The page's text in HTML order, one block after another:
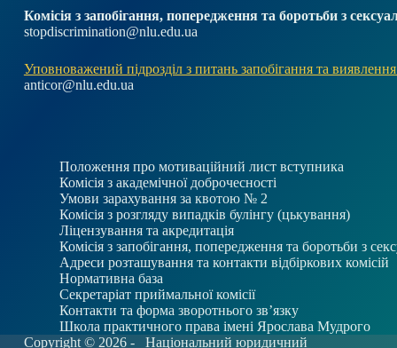
Комісія з запобігання, попередження та боротьби з
stopdiscrimination@nlu.edu.ua
Уповноважений підрозділ з питань запобігання та виявлення
anticor@nlu.edu.ua
Положення про мотиваційний лист вступника
Комісія з академічної доброчесності
Умови зарахування за квотою № 2
Комісія з розгляду випадків булінгу (цькування)
Ліцензування та акредитація
Комісія з запобігання, попередження та боротьби з
Адреси розташування та контакти відбіркових комісій
Нормативна база
Секретаріат приймальної комісії
Контакти та форма зворотнього зв’язку
Школа практичного права імені Ярослава Мудрого
Copyright © 2026 - Національний юридичний